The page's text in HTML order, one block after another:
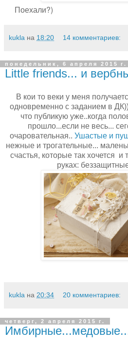
Поехали?)
kukla на 18:20 14 комментариев:
понедельник, 6 апреля 2015 г.
Little friends... и
В кои то веки у меня
одновременно с заданием в
что публикую уже..когда
прошло...если не весь...
очаровательная.. Ушастые и
нежные и трогательные...
счастья, которые так хочется и
руках:
kukla на 20:34 20 комментариев:
четверг, 2 апреля 2015 г.